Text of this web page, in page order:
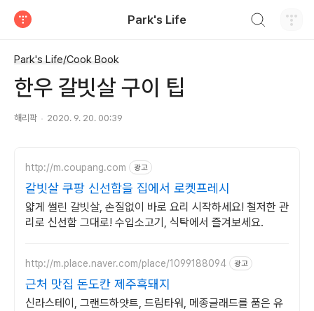
Park's Life
Park's Life/Cook Book
한우 갈빗살 구이 팁
해리팍 2020. 9. 20. 00:39
http://m.coupang.com 광고
갈빗살 쿠팡 신선함을 집에서 로켓프레시
얇게 썰린 갈빗살, 손질없이 바로 요리 시작하세요! 철저한 관
리로 신선함 그대로! 수입소고기, 식탁에서 즐겨보세요.
http://m.place.naver.com/place/1099188094 광고
근처 맛집 돈도칸 제주흑돼지
신라스테이, 그랜드하얏트, 드림타워, 메종글래드를 품은 유